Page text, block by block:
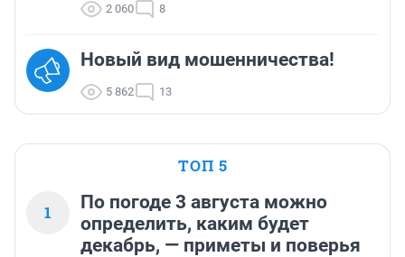
2 060 8
Новый вид мошенничества!
5 862 13
ТОП 5
1
По погоде 3 августа можно
определить, каким будет
декабрь, — приметы и поверья